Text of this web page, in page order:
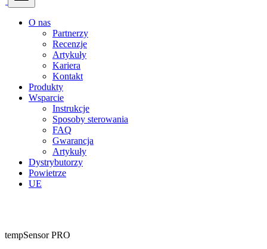
O nas
Partnerzy
Recenzje
Artykuły
Kariera
Kontakt
Produkty
Wsparcie
Instrukcje
Sposoby sterowania
FAQ
Gwarancja
Artykuły
Dystrybutorzy
Powietrze
UE
tempSensor PRO